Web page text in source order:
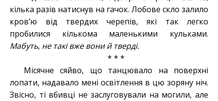
кілька разів натиснув на гачок. Лобове скло залило
кров’ю від твердих черепів, які так легко
пробилися кількома маленькими кульками.
Мабуть, не такі вже вони й тверді.
* * *
Місячне сяйво, що танцювало на поверхні
лопати, надавало мені освітлення в цю зоряну ніч.
Звісно, ті вбивці не заслуговували на могили, але